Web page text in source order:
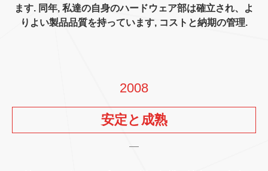
ます. 同年, 私達の自身のハードウェア部は確立され、よ
りよい製品品質を持っています, コストと納期の管理.
2008
安定と成熟